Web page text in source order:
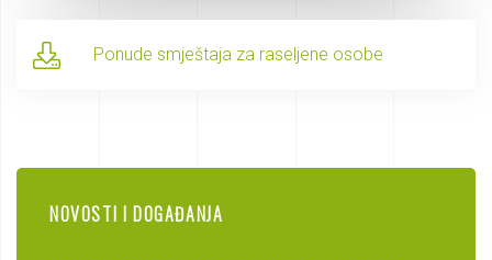
Ponude smještaja za raseljene osobe
NOVOSTI I DOGAĐANJA